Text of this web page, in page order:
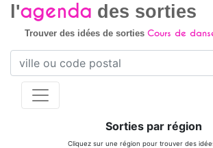
l'agenda des sorties
Trouver des idées de sorties Cours de
Sorties par région
Cliquez sur une région pour trouver des